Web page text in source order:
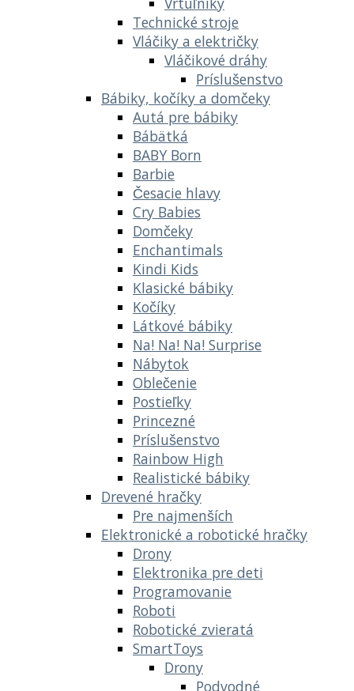
Technické stroje
Vláčiky a električky
Vláčikové dráhy
Príslušenstvo
Bábiky, kočíky a domčeky
Autá pre bábiky
Bábätká
BABY Born
Barbie
Česacie hlavy
Cry Babies
Domčeky
Enchantimals
Kindi Kids
Klasické bábiky
Kočíky
Látkové bábiky
Na! Na! Na! Surprise
Nábytok
Oblečenie
Postieľky
Princezné
Príslušenstvo
Rainbow High
Realistické bábiky
Drevené hračky
Pre najmenších
Elektronické a robotické hračky
Drony
Elektronika pre deti
Programovanie
Roboti
Robotické zvieratá
SmartToys
Drony
Podvodné